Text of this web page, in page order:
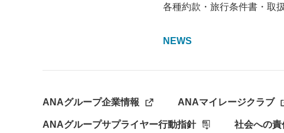
各種約款・旅行条件書・取
NEWS
ANAグループ企業情報 ANAマイレージクラブ
ANAグループサプライヤー行動指針 社会への